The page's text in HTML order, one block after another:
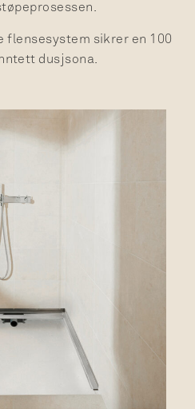
flensesystem sikrer en 100
dusjsona.